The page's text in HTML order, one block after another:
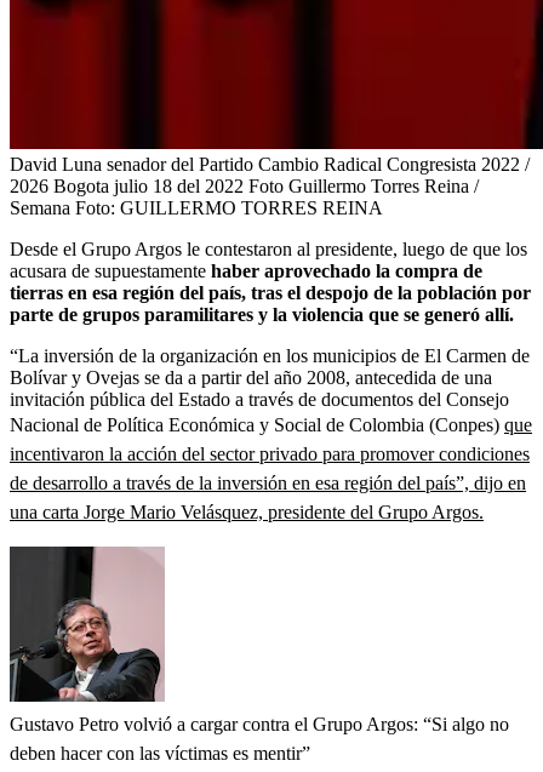
David Luna senador del Partido Cambio Radical Congresista 2022 /
2026 Bogota julio 18 del 2022 Foto Guillermo Torres Reina /
Semana Foto: GUILLERMO TORRES REINA
Desde el Grupo Argos le contestaron al presidente, luego de que los
acusara de supuestamente haber aprovechado la compra de
tierras en esa región del país, tras el despojo de la población por
parte de grupos paramilitares y la violencia que se generó allí.
“La inversión de la organización en los municipios de El Carmen de
Bolívar y Ovejas se da a partir del año 2008, antecedida de una
invitación pública del Estado a través de documentos del Consejo
Nacional de Política Económica y Social de Colombia (Conpes) que
incentivaron la acción del sector privado para promover condiciones
de desarrollo a través de la inversión en esa región del país”, dijo en
una carta Jorge Mario Velásquez, presidente del Grupo Argos.
Gustavo Petro volvió a cargar contra el Grupo Argos: “Si algo no
deben hacer con las víctimas es mentir”